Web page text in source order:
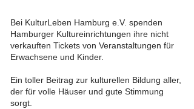
Bei KulturLeben Hamburg e.V. spenden
Hamburger Kultureinrichtungen ihre nicht
verkauften Tickets von Veranstaltungen für
Erwachsene und Kinder.
Ein toller Beitrag zur kulturellen Bildung aller,
der für volle Häuser und gute Stimmung
sorgt.